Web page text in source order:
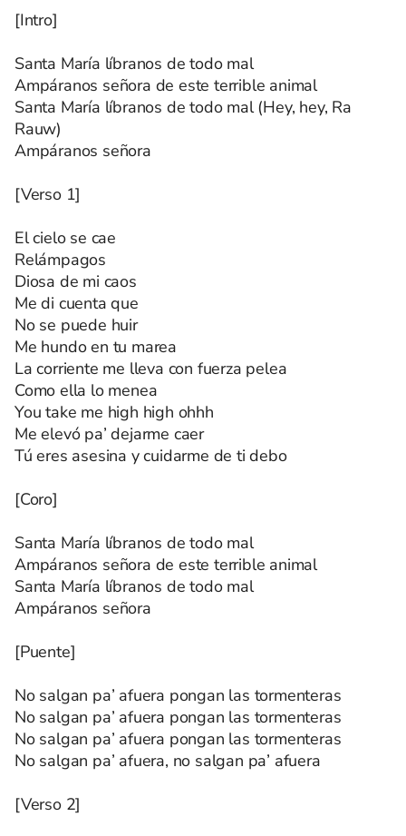
[Intro]
Santa María líbranos de todo mal
Ampáranos señora de este terrible animal
Santa María líbranos de todo mal (Hey, hey, Ra
Rauw)
Ampáranos señora
[Verso 1]
El cielo se cae
Relámpagos
Diosa de mi caos
Me di cuenta que
No se puede huir
Me hundo en tu marea
La corriente me lleva con fuerza pelea
Como ella lo menea
You take me high high ohhh
Me elevó pa’ dejarme caer
Tú eres asesina y cuidarme de ti debo
[Coro]
Santa María líbranos de todo mal
Ampáranos señora de este terrible animal
Santa María líbranos de todo mal
Ampáranos señora
[Puente]
No salgan pa’ afuera pongan las tormenteras
No salgan pa’ afuera pongan las tormenteras
No salgan pa’ afuera pongan las tormenteras
No salgan pa’ afuera, no salgan pa’ afuera
[Verso 2]